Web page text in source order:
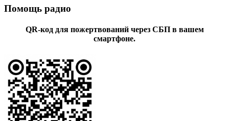
Помощь радио
QR-код для пожертвований через СБП в вашем
смартфоне.